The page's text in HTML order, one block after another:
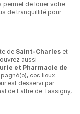
permet de louer votre
de tranquillité pour
de Saint-Charles et
aussi
et Pharmacie de
ces lieux
est desservi par
de Lattre de Tassigny,